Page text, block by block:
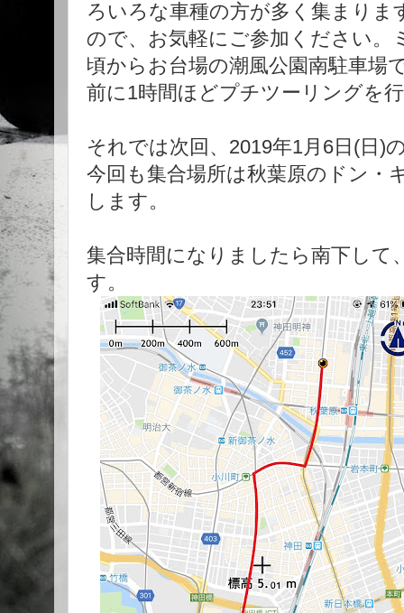
ろいろな車種の方が多く集まりま
ので、お気軽にご参加ください。
頃からお台場の潮風公園南駐車場
前に1時間ほどプチツーリングを
それでは次回、2019年1月6日(日)
今回も集合場所は秋葉原のドン・
します。
集合時間になりましたら南下して
す。